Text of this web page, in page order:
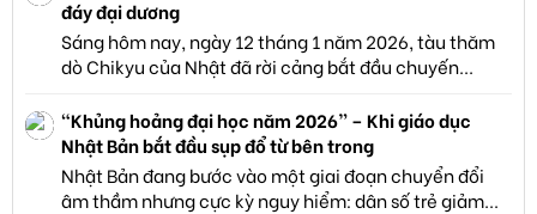
đáy đại dương
Sáng hôm nay, ngày 12 tháng 1 năm 2026, tàu thăm
dò Chikyu của Nhật đã rời cảng bắt đầu chuyến...
“Khủng hoảng đại học năm 2026” – Khi giáo dục
Nhật Bản bắt đầu sụp đổ từ bên trong
Nhật Bản đang bước vào một giai đoạn chuyển đổi
âm thầm nhưng cực kỳ nguy hiểm: dân số trẻ giảm...